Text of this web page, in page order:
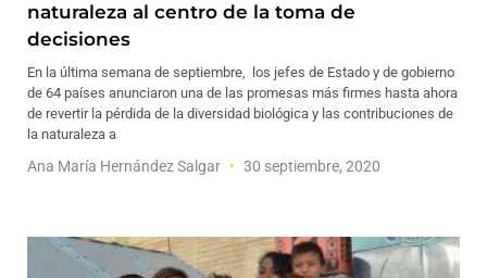
naturaleza al centro de la toma de
decisiones
En la última semana de septiembre, los jefes de Estado y de gobierno
de 64 países anunciaron una de las promesas más firmes hasta ahora
de revertir la pérdida de la diversidad biológica y las contribuciones de
la naturaleza a
Ana María Hernández Salgar 30 septiembre, 2020